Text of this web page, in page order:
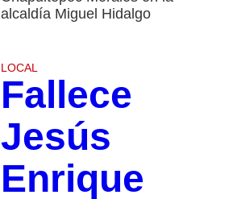
alcaldía Miguel Hidalgo
LOCAL
Fallece
Jesús
Enrique